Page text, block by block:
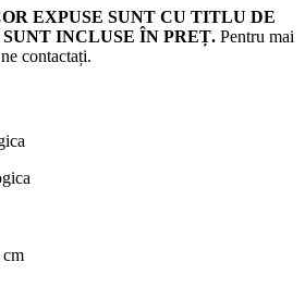
EXPUSE SUNT CU TITLU DE
INCLUSE ÎN PREȚ. Pentru mai
contactați.
cm